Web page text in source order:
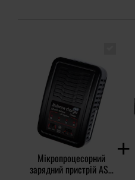
Мікропроцесорний
зарядний пристрій ASG